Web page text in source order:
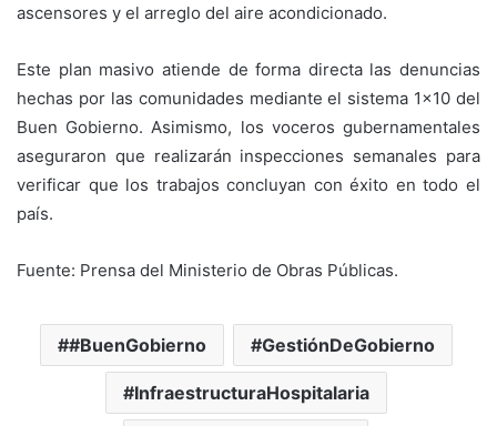
ascensores y el arreglo del aire acondicionado.
Este plan masivo atiende de forma directa las denuncias
hechas por las comunidades mediante el sistema 1×10 del
Buen Gobierno. Asimismo, los voceros gubernamentales
aseguraron que realizarán inspecciones semanales para
verificar que los trabajos concluyan con éxito en todo el
país.
Fuente: Prensa del Ministerio de Obras Públicas.
#BuenGobierno GestiónDeGobierno
InfraestructuraHospitalaria